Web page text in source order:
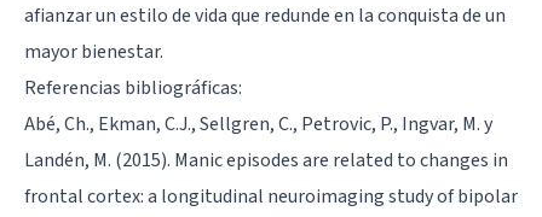
afianzar un estilo de vida que redunde en la conquista de un
mayor bienestar.
Referencias bibliográficas:
Abé, Ch., Ekman, C.J., Sellgren, C., Petrovic, P., Ingvar, M. y
Landén, M. (2015). Manic episodes are related to changes in
frontal cortex: a longitudinal neuroimaging study of bipolar